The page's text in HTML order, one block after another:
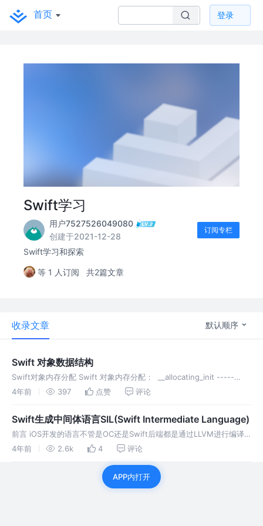
首页 登录
Swift学习
用户7527526049080
创建于2021-12-28
订阅专栏
Swift学习和探索
等 1 人订阅 共2篇文章
收录文章 默认顺序
Swift 对象数据结构
Swift对象内存分配 Swift 对象内存分配： __allocating_init -----
> swift_allocObject ---- - swift_allocObject -----
4年前 397 点赞 评论
Swift生成中间体语言SIL(Swift Intermediate Language)
前言 iOS开发的语言不管是OC还是Swift后端都是通过LLVM进行编译
的，如下图所示： OC 通过 clang 编译器，编译成 IR，然后再生成可执
行文件 .o(这里也就是我们的机器 码) Sw
4年前 2.6k 4 评论
APP内打开